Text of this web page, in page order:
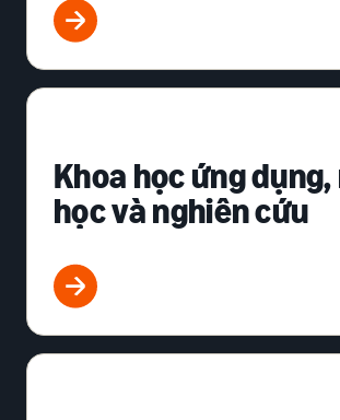
Khoa học ứng
học và nghiên cứu